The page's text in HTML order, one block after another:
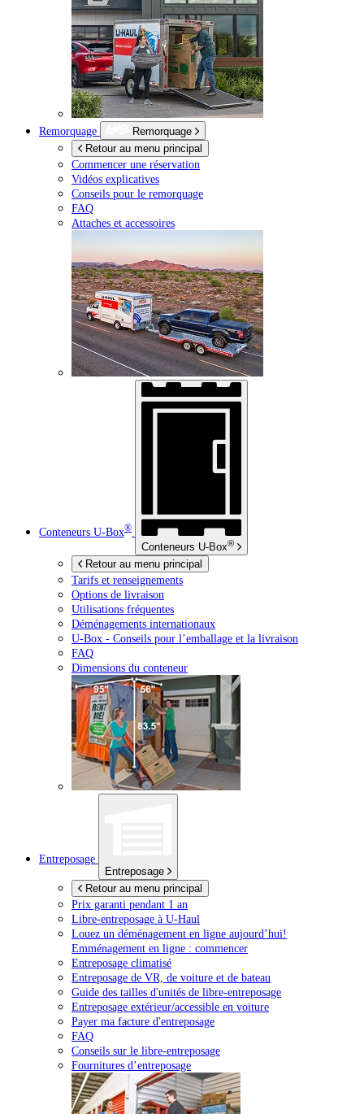
Remorquage
Remorquage
Retour au menu principal
Commencer une réservation
Vidéos explicatives
Conseils pour le remorquage
FAQ
Attaches et accessoires
Conteneurs U-Box®
Conteneurs U-Box®
Retour au menu principal
Tarifs et renseignements
Options de livraison
Utilisations fréquentes
Déménagements internationaux
U-Box - Conseils pour l’emballage et la livraison
FAQ
Dimensions du conteneur
Entreposage
Entreposage
Retour au menu principal
Prix garanti pendant 1 an
Libre-entreposage à U-Haul
Louez un déménagement en ligne aujourd’hui!
Emménagement en ligne : commencer
Entreposage climatisé
Entreposage de VR, de voiture et de bateau
Guide des tailles d'unités de libre-entreposage
Entreposage extérieur/accessible en voiture
Payer ma facture d'entreposage
FAQ
Conseils sur le libre-entreposage
Fournitures d’entreposage